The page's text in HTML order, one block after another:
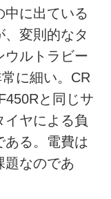
中に出ている
変則的なタ
ウルトラビー
に細い。CR
と同じサ
イヤによる負
ある。電費は
題なのであ